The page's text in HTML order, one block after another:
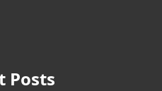
Posts